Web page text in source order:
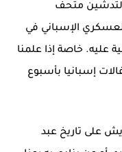
لتدشين متحف
القائد العسكري الإسباني في
عليه. خاصة إذا علمنا
إسبانيا بأسبوع
على تاريخ عبد